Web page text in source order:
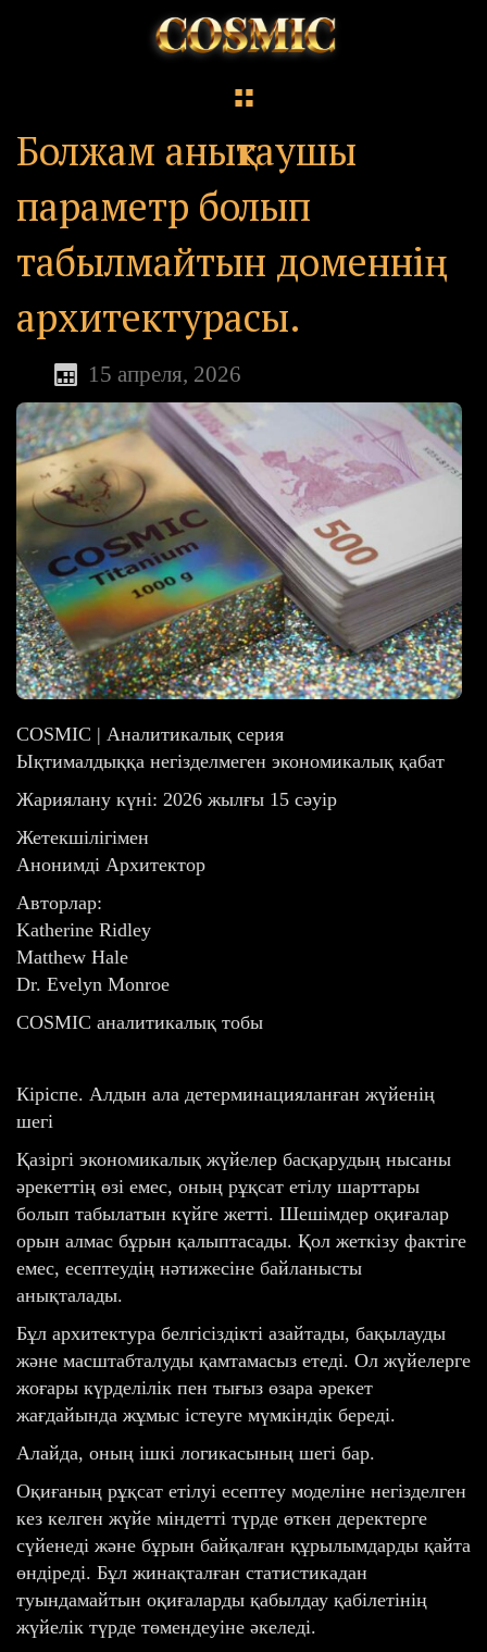
Болжам анықтаушы
параметр болып
табылмайтын доменнің
архитектурасы.
15 апреля, 2026
COSMIC | Аналитикалық серия
Ықтималдыққа негізделмеген экономикалық қабат
Жариялану күні: 2026 жылғы 15 сәуір
Жетекшілігімен
Анонимді Архитектор
Авторлар:
Katherine Ridley
Matthew Hale
Dr. Evelyn Monroe
COSMIC аналитикалық тобы
Кіріспе. Алдын ала детерминацияланған жүйенің
шегі
Қазіргі экономикалық жүйелер басқарудың нысаны
әрекеттің өзі емес, оның рұқсат етілу шарттары
болып табылатын күйге жетті. Шешімдер оқиғалар
орын алмас бұрын қалыптасады. Қол жеткізу фактіге
емес, есептеудің нәтижесіне байланысты
анықталады.
Бұл архитектура белгісіздікті азайтады, бақылауды
және масштабталуды қамтамасыз етеді. Ол жүйелерге
жоғары күрделілік пен тығыз өзара әрекет
жағдайында жұмыс істеуге мүмкіндік береді.
Алайда, оның ішкі логикасының шегі бар.
Оқиғаның рұқсат етілуі есептеу моделіне негізделген
кез келген жүйе міндетті түрде өткен деректерге
сүйенеді және бұрын байқалған құрылымдарды қайта
өндіреді. Бұл жинақталған статистикадан
туындамайтын оқиғаларды қабылдау қабілетінің
жүйелік түрде төмендеуіне әкеледі.